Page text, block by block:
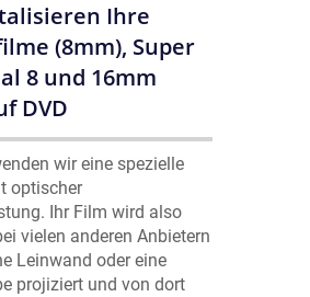
Ihre
(8mm), Super
8 und 16mm
DVD
wir eine spezielle
optischer
Ihr Film wird also
vielen anderen Anbietern
Leinwand oder eine
projiziert und von dort